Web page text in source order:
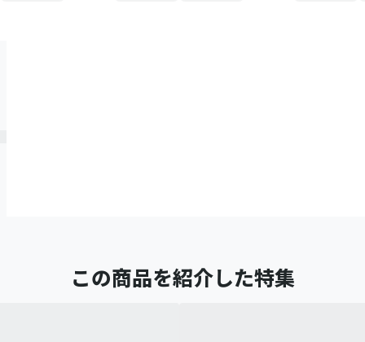
この商品を紹介した特集